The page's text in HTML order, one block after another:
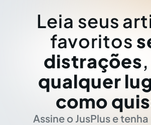
Leia seus
favoritos
distrações
qualquer
como
Assine o JusPlus e